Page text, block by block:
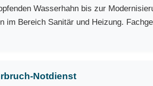
Wasserhahn bis zur
im Bereich Sanitär und Heizung.
Notdienst